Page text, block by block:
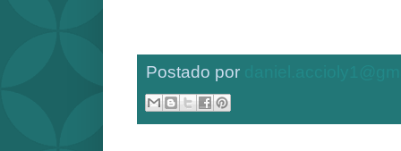
Postado por